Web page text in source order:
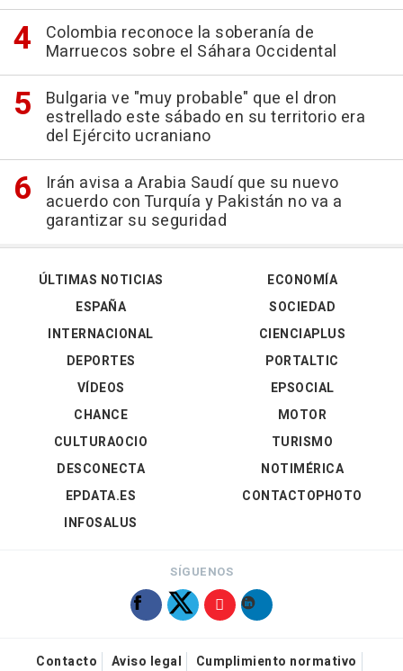
Colombia reconoce la soberanía de
Marruecos sobre el Sáhara Occidental
Bulgaria ve "muy probable" que el dron
estrellado este sábado en su territorio era
del Ejército ucraniano
Irán avisa a Arabia Saudí que su nuevo
acuerdo con Turquía y Pakistán no va a
garantizar su seguridad
ÚLTIMAS NOTICIAS
ESPAÑA
INTERNACIONAL
DEPORTES
VÍDEOS
ECONOMÍA
SOCIEDAD
CIENCIAPLUS
PORTALTIC
EPSOCIAL
CHANCE
CULTURAOCIO
DESCONECTA
EPDATA.ES
INFOSALUS
MOTOR
TURISMO
NOTIMÉRICA
CONTACTOPHOTO
SÍGUENOS
Contacto Aviso legal Cumplimiento normativo